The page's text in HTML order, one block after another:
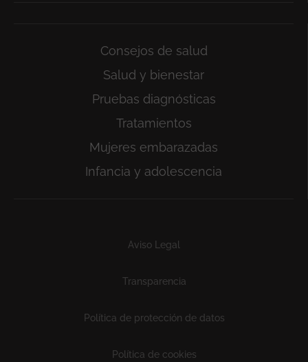
Consejos de salud
Salud y bienestar
Pruebas diagnósticas
Tratamientos
Mujeres embarazadas
Infancia y adolescencia
Aviso Legal
Transparencia
Política de protección de datos
Política de cookies